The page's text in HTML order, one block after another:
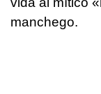
manchego.